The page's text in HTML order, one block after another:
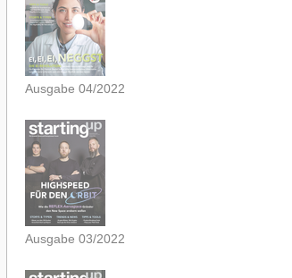
Ausgabe 04/2022
Ausgabe 03/2022